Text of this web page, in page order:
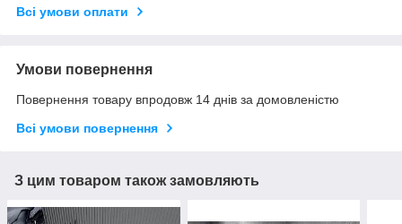
Всі умови оплати
Умови повернення
Повернення товару впродовж 14 днів за домовленістю
Всі умови повернення
З цим товаром також замовляють